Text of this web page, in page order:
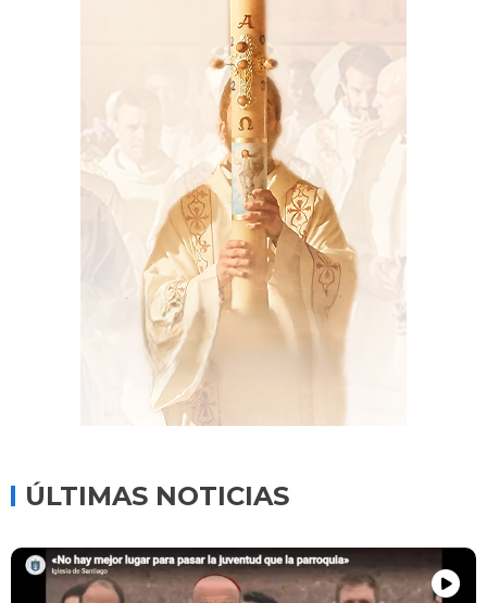
ÚLTIMAS NOTICIAS